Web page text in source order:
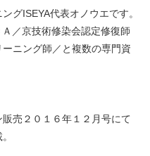
グISEYA代表オノウエです。
／京技術修染会認定修復師
ニング師／と複数の専門資
売２０１６年１２月号にて